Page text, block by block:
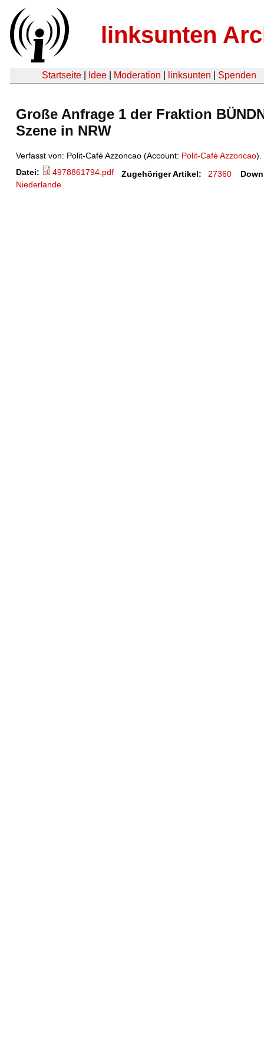
linksunten
Startseite Idee Moderation linksunten Spenden
Große Anfrage 1 der Fraktion
Szene in NRW
Verfasst von: Polit-Cafè Azzoncao (Account: Polit-Cafè Azzoncao).
Datei:
4978861794.pdf Zugehöriger Artikel: 27360
Niederlande